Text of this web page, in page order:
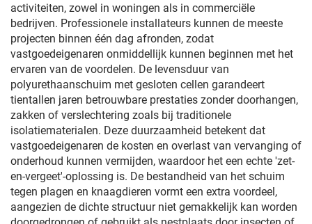
activiteiten, zowel in woningen als in commerciële
bedrijven. Professionele installateurs kunnen de meeste
projecten binnen één dag afronden, zodat
vastgoedeigenaren onmiddellijk kunnen beginnen met het
ervaren van de voordelen. De levensduur van
polyurethaanschuim met gesloten cellen garandeert
tientallen jaren betrouwbare prestaties zonder doorhangen,
zakken of verslechtering zoals bij traditionele
isolatiematerialen. Deze duurzaamheid betekent dat
vastgoedeigenaren de kosten en overlast van vervanging of
onderhoud kunnen vermijden, waardoor het een echte 'zet-
en-vergeet'-oplossing is. De bestandheid van het schuim
tegen plagen en knaagdieren vormt een extra voordeel,
aangezien de dichte structuur niet gemakkelijk kan worden